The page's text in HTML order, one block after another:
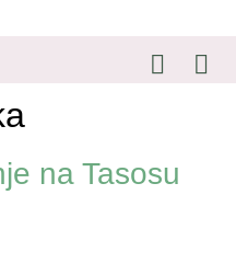
na Tasosu